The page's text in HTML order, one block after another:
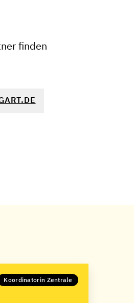
finden
Koordinatorin Zentrale